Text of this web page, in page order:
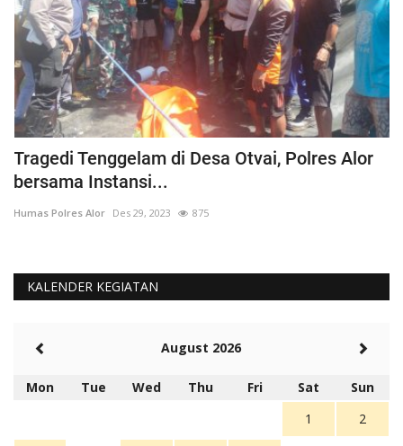
CIPTAKAN RASA KEKELUARGAAN DENGAN
OLEHRAGA BERSAMA
Humas Polres Alor Nop 25, 2016 2206
KALENDER KEGIATAN
August 2026
Mon Tue Wed Thu Fri Sat
Sun
1
2